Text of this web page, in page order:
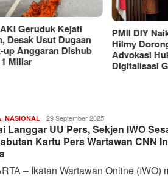
Naik Kelas, Gus
Dorong Penguatan
Hukum dan
Gerakan
Moh Ali
UTM yang
Putusan MK
, NASIONAL Harianindo.id
29 September 2025
Langgar UU Pers, Sekjen IWO
Kartu Pers Wartawan CNN
– Ikatan Wartawan Online (IWO)